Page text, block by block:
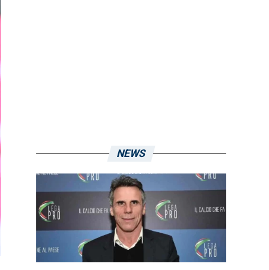
NEWS